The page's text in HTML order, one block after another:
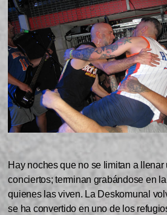
Hay noches que no se limitan a
conciertos; terminan grabándose en
quienes las viven. La Deskomunal
se ha convertido en uno de los